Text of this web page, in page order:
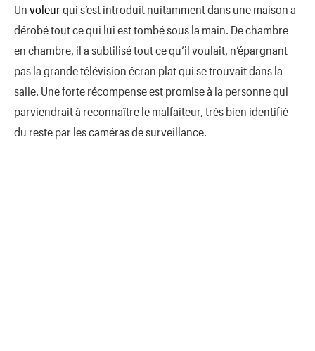
Un voleur qui s’est introduit nuitamment dans une maison a
dérobé tout ce qui lui est tombé sous la main. De chambre
en chambre, il a subtilisé tout ce qu’il voulait, n’épargnant
pas la grande télévision écran plat qui se trouvait dans la
salle. Une forte récompense est promise à la personne qui
parviendrait à reconnaître le malfaiteur, très bien identifié
du reste par les caméras de surveillance.